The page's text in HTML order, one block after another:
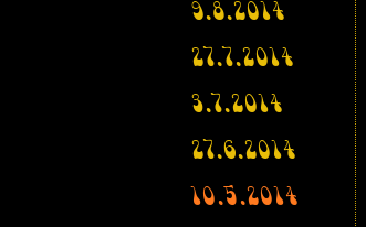
9.8.2014
27.7.2014
3.7.2014
27.6.2014
10.5.2014